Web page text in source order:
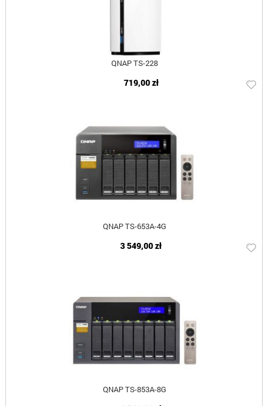
QNAP TS-228
719,00 zł
QNAP TS-653A-4G
3 549,00 zł
QNAP TS-853A-8G